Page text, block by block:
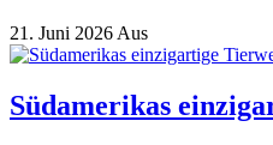
21. Juni 2026Aus
Südamerikas